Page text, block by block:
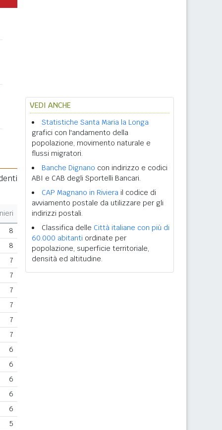
8
8
7
7
7
7
7
7
6
6
6
6
6
5
VEDI ANCHE
Statistiche Santa Maria la Longa
grafici con l'andamento della
popolazione, movimento naturale e
flussi migratori.
Banche Dignano con indirizzo e codici
ABI e CAB degli Sportelli Bancari.
CAP Magnano in Riviera il codice di
avviamento postale da utilizzare per gli
indirizzi postali.
Classifica delle Città italiane con più di
60.000 abitanti ordinate per
popolazione, superficie territoriale,
densità ed altitudine.